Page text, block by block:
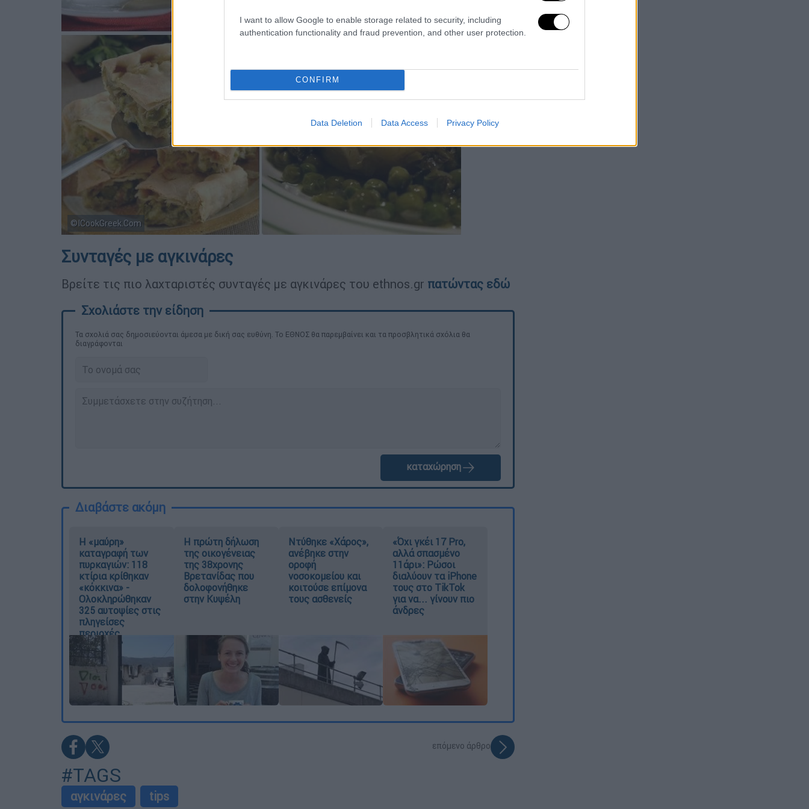
I want to allow Google to enable storage related to security, including
authentication functionality and fraud prevention, and other user protection.
CONFIRM
Data Deletion Data Access Privacy Policy
©ICookGreek.Com
Συνταγές με αγκινάρες
Βρείτε τις πιο λαχταριστές συνταγές με αγκινάρες του ethnos.gr πατώντας εδώ
Τα σχολιά σας δημοσιεύονται άμεσα με δική σας ευθύνη. Το ΕΘΝΟΣ θα παρεμβαίνει και τα προσβλητικά σχόλια θα
διαγράφονται
καταχώρηση
Διαβάστε ακόμη
Η «μαύρη»
καταγραφή των
πυρκαγιών: 118
κτίρια κρίθηκαν
«κόκκινα» -
Ολοκληρώθηκαν
325 αυτοψίες στις
πληγείσες
περιοχές
Η πρώτη δήλωση
της οικογένειας
της 38χρονης
Βρετανίδας που
δολοφονήθηκε
στην Κυψέλη
Ντύθηκε «Χάρος»,
ανέβηκε στην
οροφή
νοσοκομείου και
κοιτούσε επίμονα
τους ασθενείς
«Όχι γκέι 17 Pro,
αλλά σπασμένο
11άρι»: Ρώσοι
διαλύουν τα iPhone
τους στο TikTok
για να... γίνουν πιο
άνδρες
επόμενο άρθρο
#TAGS
αγκινάρες tips